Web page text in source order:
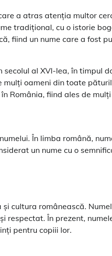
a atras atenția multor
tradițional, cu o istorie
fiind un nume care a fost
al XVI-lea, în timpul
oameni din toate
România, fiind ales de
În limba română,
un nume cu o
cultura românească.
respectat. În prezent,
pentru copiii lor.